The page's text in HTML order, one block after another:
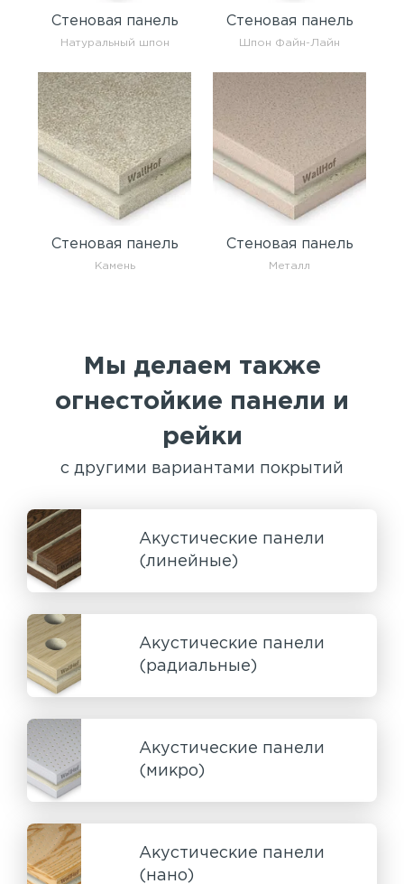
Стеновая панель
Натуральный шпон
Стеновая панель
Шпон Файн-Лайн
Стеновая панель
Камень
Стеновая панель
Металл
Мы делаем также
огнестойкие панели и
рейки
с другими вариантами покрытий
Акустические панели
(линейные)
Акустические панели
(радиальные)
Акустические панели
(микро)
Акустические панели
(нано)